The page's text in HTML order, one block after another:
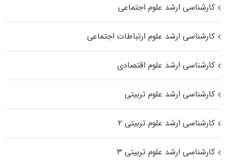
کارشناسی ارشد علوم اجتماعی
کارشناسی ارشد علوم ارتباطات اجتماعی
کارشناسی ارشد علوم اقتصادی
کارشناسی ارشد علوم تربیتی
کارشناسی ارشد علوم تربیتی ۲
کارشناسی ارشد علوم تربیتی ۳